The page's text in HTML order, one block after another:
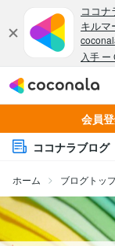
会員
ココナラブログ
ホーム ブログトッ